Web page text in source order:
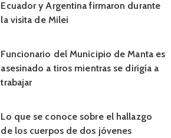
Ecuador y Argentina firmaron durante
la visita de Milei
Funcionario del Municipio de Manta es
asesinado a tiros mientras se dirigía a
trabajar
Lo que se conoce sobre el hallazgo
de los cuerpos de dos jóvenes